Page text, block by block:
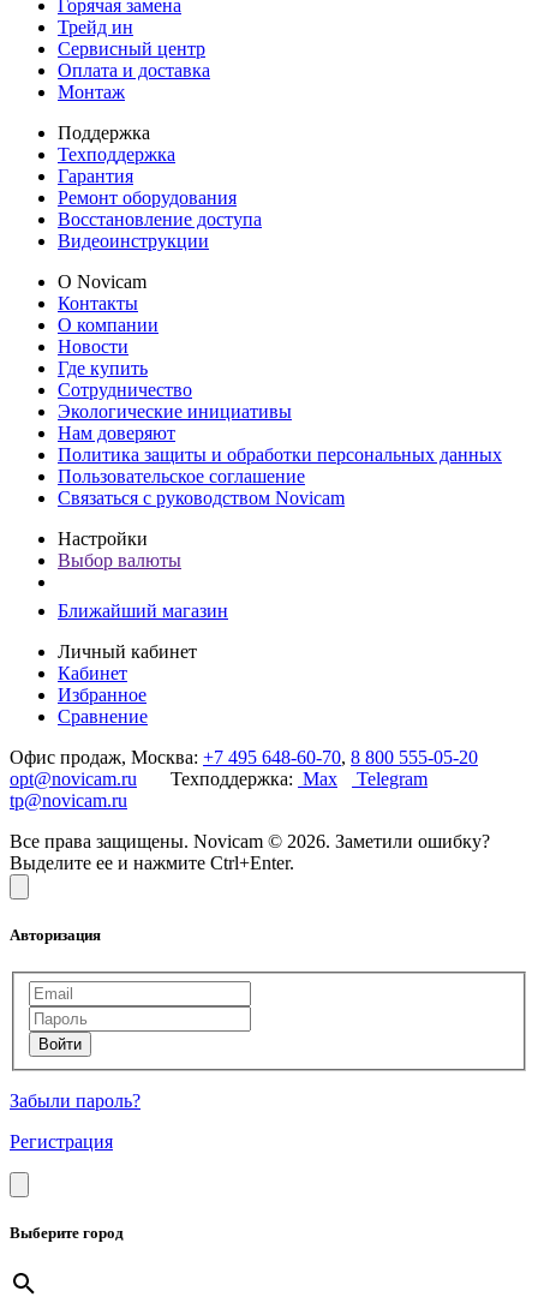
Горячая замена
Трейд ин
Сервисный центр
Оплата и доставка
Монтаж
Поддержка
Техподдержка
Гарантия
Ремонт оборудования
Восстановление доступа
Видеоинструкции
О Novicam
Контакты
О компании
Новости
Где купить
Сотрудничество
Экологические инициативы
Нам доверяют
Политика защиты и обработки персональных данных
Пользовательское соглашение
Связаться с руководством Novicam
Настройки
Выбор валюты
Ближайший магазин
Личный кабинет
Кабинет
Избранное
Сравнение
Офис продаж, Москва: +7 495 648-60-70, 8 800 555-05-20
opt@novicam.ru Техподдержка: Max
Telegram
tp@novicam.ru
Все права защищены. Novicam © 2026. Заметили ошибку?
Выделите ее и нажмите Ctrl+Enter.
Авторизация
Забыли пароль?
Регистрация
Выберите город